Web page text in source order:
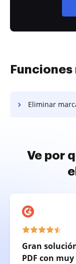
Eliminar marca de agua
Ve por
Gran
PDF con